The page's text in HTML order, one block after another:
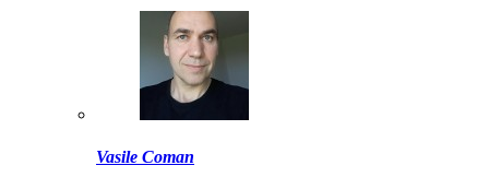
Vasile Coman